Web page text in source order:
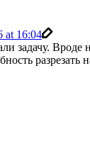
at 16:04
задачу.
разрезать